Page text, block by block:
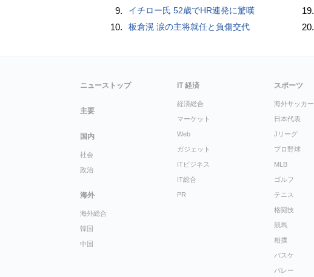
9. イチロー氏 52歳でHR連発に驚嘆
10. 板倉滉 涙の主将就任と負傷交代
19.
20.
ニューストップ
主要
国内
社会
政治
海外
海外総合
韓国
中国
IT 経済
経済総合
マーケット
Web
ガジェット
ITビジネス
IT総合
PR
スポーツ
海外サッカー
日本代表
Jリーグ
プロ野球
MLB
ゴルフ
テニス
格闘技
競馬
相撲
バスケ
バレー